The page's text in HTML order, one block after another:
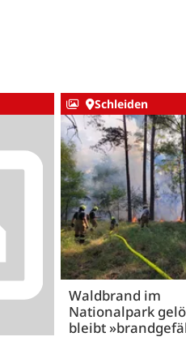
Schleiden
Waldbrand im
Nationalpark
bleibt